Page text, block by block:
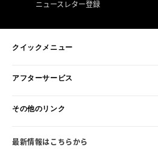
ニュースレター登録
クイックメニュー
アフターサービス
その他のリンク
最新情報はこちらから